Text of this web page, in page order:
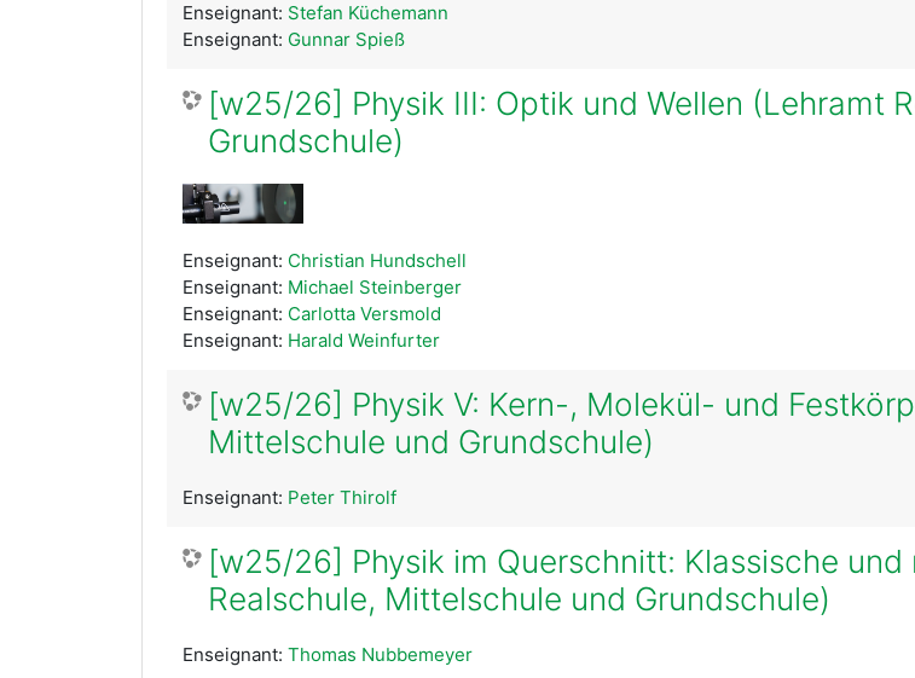
Enseignant: Stefan Küchemann
Enseignant: Gunnar Spieß
[w25/26] Physik III: Optik und Wellen (Lehramt
Grundschule)
Enseignant: Christian Hundschell
Enseignant: Michael Steinberger
Enseignant: Carlotta Versmold
Enseignant: Harald Weinfurter
[w25/26] Physik V: Kern-, Molekül- und
Mittelschule und Grundschule)
Enseignant: Peter Thirolf
[w25/26] Physik im Querschnitt: Klassische
Realschule, Mittelschule und Grundschule)
Enseignant: Thomas Nubbemeyer